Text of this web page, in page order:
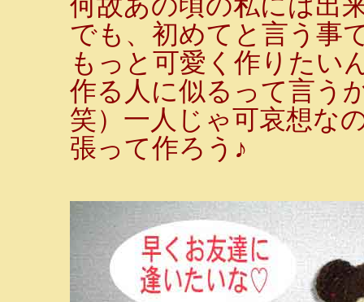
でも、初めてと言う事
もっと可愛く作りたい
作る人に似るって言う
笑）一人じゃ可哀想な
張って作ろう♪